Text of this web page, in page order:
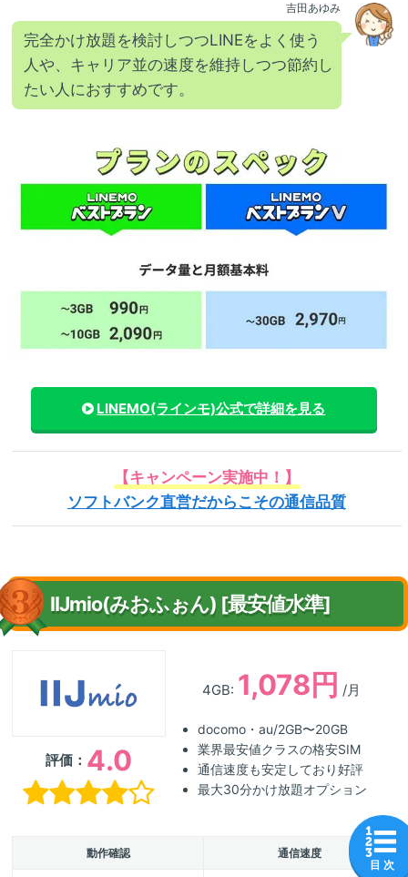
吉田あゆみ
完全かけ放題を検討しつつLINEをよく使う
人や、キャリア並の速度を維持しつつ節約し
たい人におすすめです。
LINEMO(ラインモ)公式で詳細を見る
【キャンペーン実施中！】
ソフトバンク直営だからこその通信品質
IIJmio(みおふぉん) [最安値水準]
評価： 4.0
4GB: 1,078円 /月
docomo・au/2GB〜20GB
業界最安値クラスの格安SIM
通信速度も安定しており好評
最大30分かけ放題オプション
動作確認
通信速度
目 次